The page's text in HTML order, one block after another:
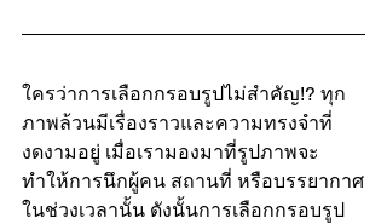
ใครว่าการเลือกกรอบรูปไม่สำคัญ!? ทุก
ภาพล้วนมีเรื่องราวและความทรงจำที่
งดงามอยู่ เมื่อเรามองมาที่รูปภาพจะ
ทำให้การนึกผู้คน สถานที่ หรือบรรยากาศ
ในช่วงเวลานั้น ดังนั้นการเลือกกรอบรูป